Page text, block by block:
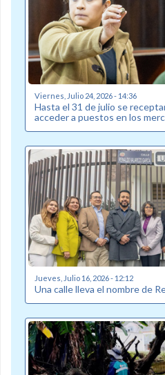
Viernes, Julio 24, 2026 - 14:36
Hasta el 31 de julio se
acceder a puestos en los
Jueves, Julio 16, 2026 - 12:12
Una calle lleva el nombre de